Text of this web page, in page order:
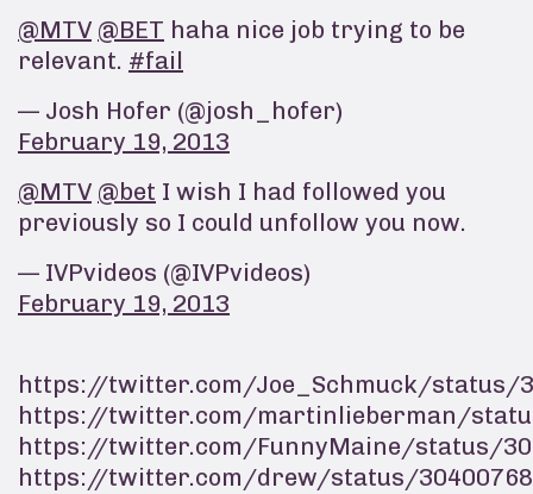
@MTV @BET haha nice job trying to be
relevant. #fail
— Josh Hofer (@josh_hofer)
February 19, 2013
@MTV @bet I wish I had followed you
previously so I could unfollow you now.
— IVPvideos (@IVPvideos)
February 19, 2013
https://twitter.com/Joe_Schmuck/status/
https://twitter.com/martinlieberman/
https://twitter.com/FunnyMaine/status/
https://twitter.com/drew/status/